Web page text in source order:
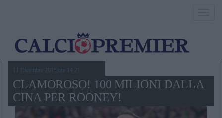
11 Dicembre 2015,ore 14.21
CLAMOROSO! 100 MILIONI DALLA
CINA PER ROONEY!